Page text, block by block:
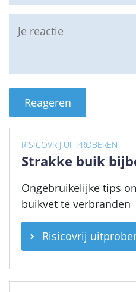
RISICOVRIJ UITPROBEREN
Strakke buik
Ongebruikelijke tips
buikvet te verbranden
Risicovrij